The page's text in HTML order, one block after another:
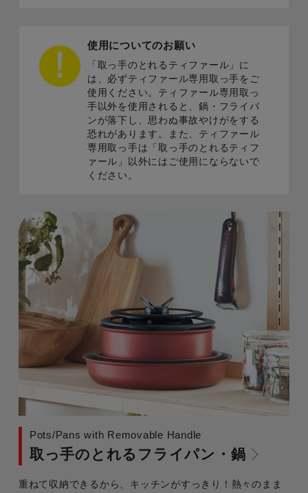
使用についてのお願い
「取っ手のとれるティファール」に
は、必ずティファール専用取っ手をご
使用ください。ティファール専用取っ
手以外を使用されると、鍋・フライパ
ンが落下し、思わぬ事故やけがをする
恐れがあります。また、ティファール
専用取っ手は「取っ手のとれるティフ
ァール」以外にはご使用にならないで
ください。
取っ手のとれるフライパン・鍋
Pots/Pans with Removable Handle
重ねて収納できるから、キッチンがすっきり！熱々のまま